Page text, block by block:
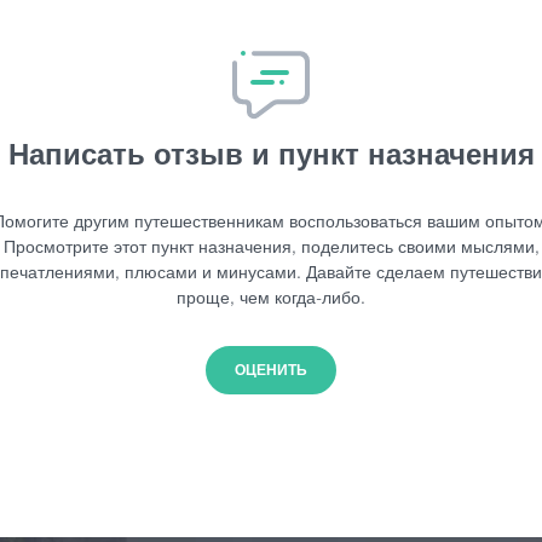
Написать отзыв и пункт назначения
другим путешественникам воспользоваться вашим
Просмотрите этот пункт назначения, поделитесь своими мыслями,
плюсами и минусами. Давайте сделаем
проще, чем когда-либо.
ОЦЕНИТЬ